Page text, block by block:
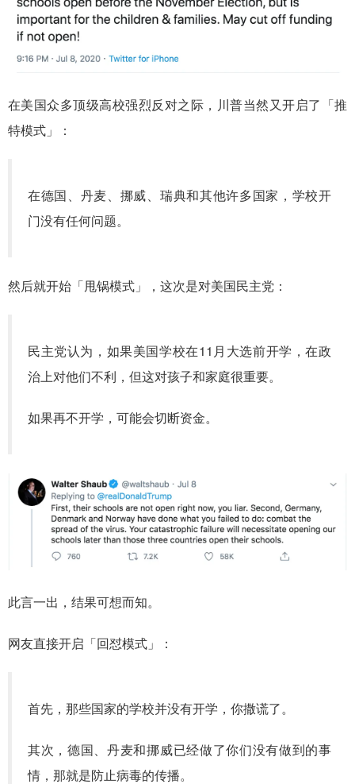
在美国众多顶级高校强烈反对之际，川普当然又开启了「推
特模式」：
在德国、丹麦、挪威、瑞典和其他许多国家，学校开
门没有任何问题。
然后就开始「甩锅模式」，这次是对美国民主党：
民主党认为，如果美国学校在11月大选前开学，在政
治上对他们不利，但这对孩子和家庭很重要。
如果再不开学，可能会切断资金。
此言一出，结果可想而知。
网友直接开启「回怼模式」：
首先，那些国家的学校并没有开学，你撒谎了。
其次，德国、丹麦和挪威已经做了你们没有做到的事
情，那就是防止病毒的传播。